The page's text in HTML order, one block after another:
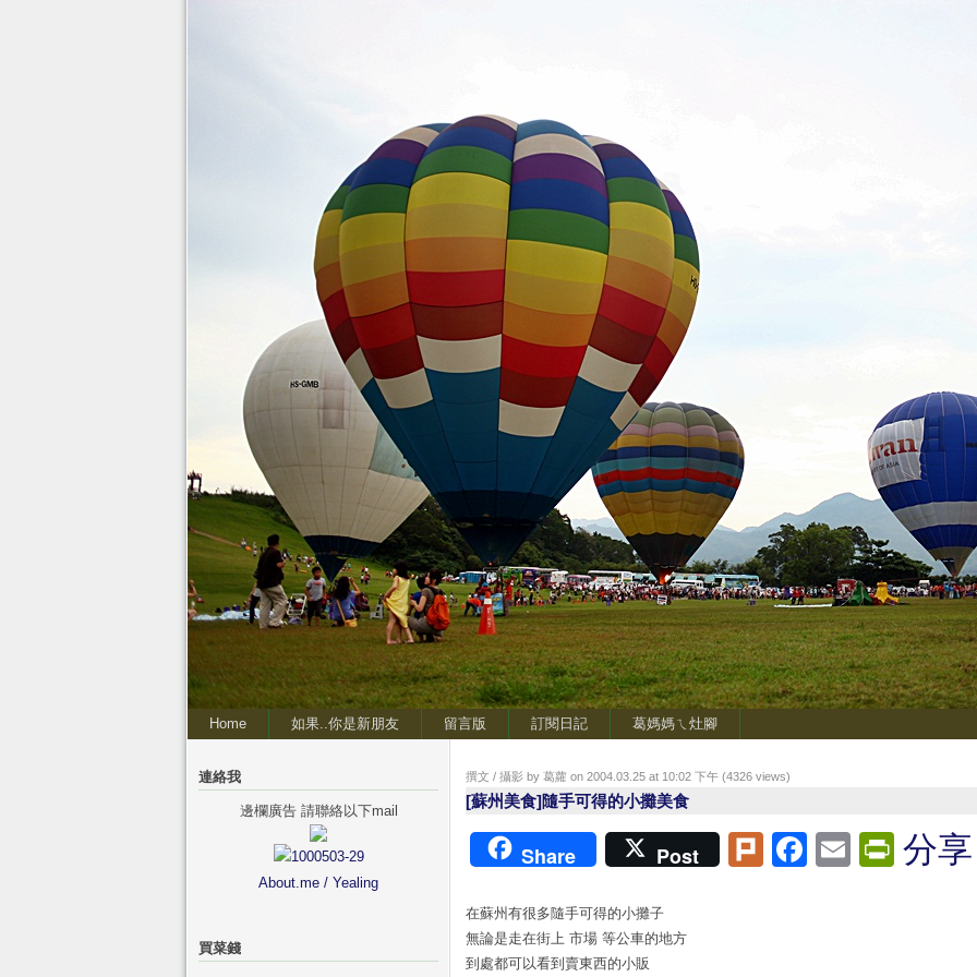
Home 如果..你是新朋友 留言版 訂閱日記 葛媽媽ㄟ灶腳
撰文 / 攝影 by 葛蘿 on 2004.03.25 at 10:02 下午 (4326 views)
[蘇州美食]隨手可得的小攤美食
Share Post PlurkFacebook
Email分享
在蘇州有很多隨手可得的小攤子
無論是走在街上 市場 等公車的地方
到處都可以看到賣東西的小販
連絡我
邊欄廣告 請聯絡以下mail
About.me / Yealing
買菜錢